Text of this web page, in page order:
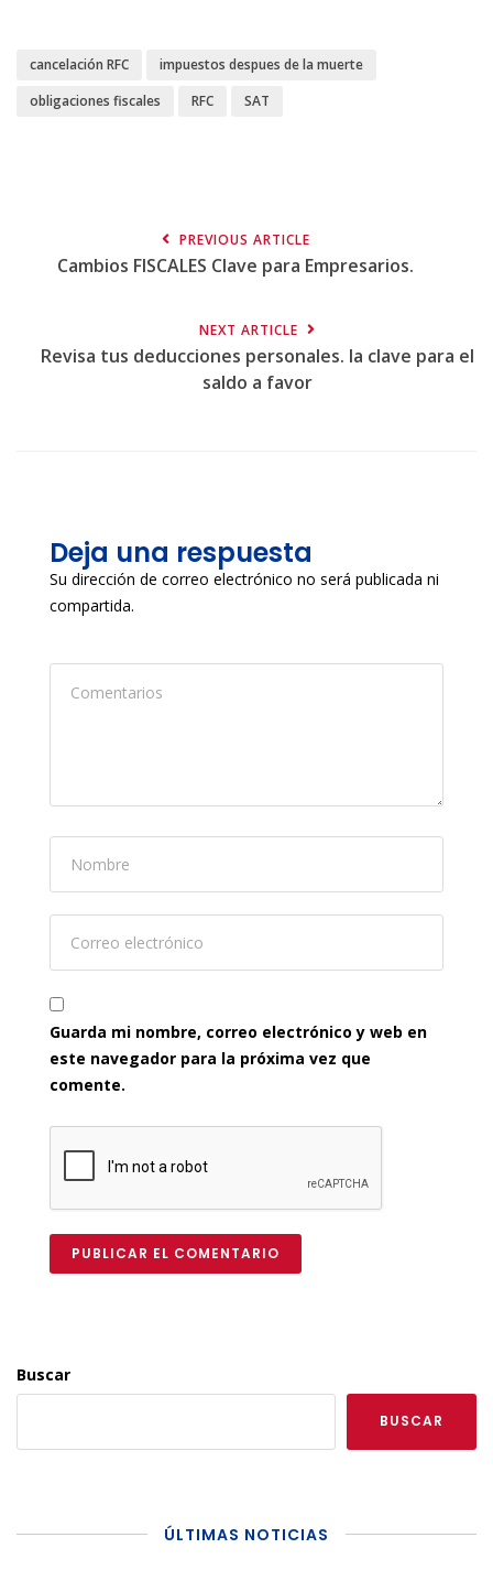
cancelación RFC
impuestos despues de la muerte
obligaciones fiscales
RFC SAT
PREVIOUS ARTICLE
Cambios FISCALES Clave para Empresarios.
NEXT ARTICLE
Revisa tus deducciones personales. la clave para el
saldo a favor
Deja una respuesta
Su dirección de correo electrónico no será publicada ni
compartida.
Guarda mi nombre, correo electrónico y web en
este navegador para la próxima vez que
comente.
PUBLICAR EL COMENTARIO
Buscar
BUSCAR
ÚLTIMAS NOTICIAS